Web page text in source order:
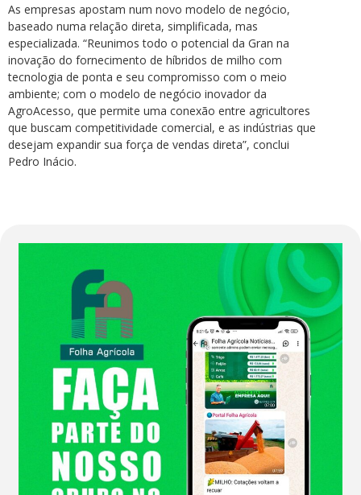
As empresas apostam num novo modelo de negócio,
baseado numa relação direta, simplificada, mas
especializada. “Reunimos todo o potencial da Gran na
inovação do fornecimento de híbridos de milho com
tecnologia de ponta e seu compromisso com o meio
ambiente; com o modelo de negócio inovador da
AgroAcesso, que permite uma conexão entre agricultores
que buscam competitividade comercial, e as indústrias que
desejam expandir sua força de vendas direta”, conclui
Pedro Inácio.